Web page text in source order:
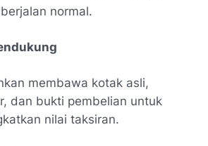
normal.
membawa kotak asli,
dan bukti pembelian untuk
nilai taksiran.